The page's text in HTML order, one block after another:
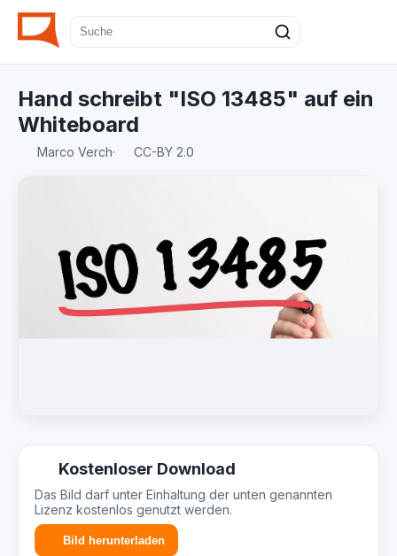
Hand schreibt "ISO 13485" auf ein
Whiteboard
Marco Verch· CC-BY 2.0
Kostenloser Download
Das Bild darf unter Einhaltung der unten genannten
Lizenz kostenlos genutzt werden.
Bild herunterladen